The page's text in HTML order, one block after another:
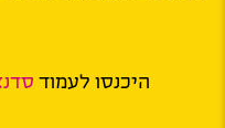
היכנסו לעמוד